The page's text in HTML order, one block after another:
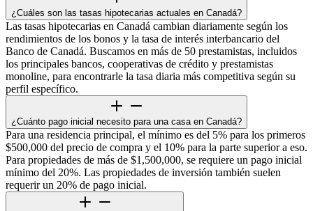
¿Cuáles son las tasas hipotecarias actuales en Canadá?
Las tasas hipotecarias en Canadá cambian diariamente según los
rendimientos de los bonos y la tasa de interés interbancario del
Banco de Canadá. Buscamos en más de 50 prestamistas, incluidos
los principales bancos, cooperativas de crédito y prestamistas
monoline, para encontrarle la tasa diaria más competitiva según su
perfil específico.
¿Cuánto pago inicial necesito para una casa en Canadá?
Para una residencia principal, el mínimo es del 5% para los primeros
$500,000 del precio de compra y el 10% para la parte superior a eso.
Para propiedades de más de $1,500,000, se requiere un pago inicial
mínimo del 20%. Las propiedades de inversión también suelen
requerir un 20% de pago inicial.